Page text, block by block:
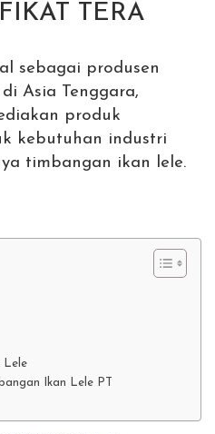
TERA
sebagai produsen
Asia Tenggara,
produk
kebutuhan industri
timbangan ikan lele.
Lele
Ikan Lele PT